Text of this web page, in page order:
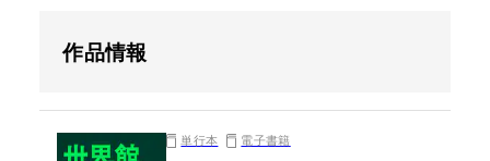
作品情報
単行本 電子書籍